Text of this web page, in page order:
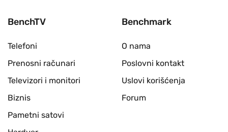
BenchTV
Telefoni
Prenosni računari
Televizori i monitori
Biznis
Pametni satovi
Benchmark
O nama
Poslovni kontakt
Uslovi korišćenja
Forum